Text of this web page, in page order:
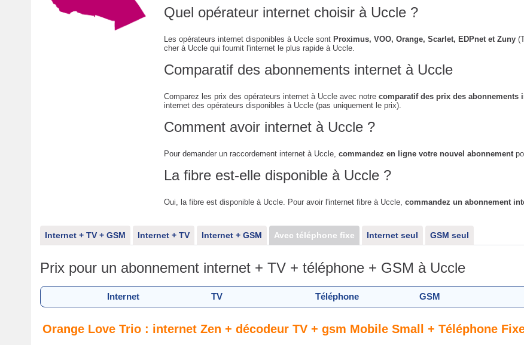
Quel opérateur internet choisir à Uccle ?
Les opérateurs internet disponibles à Uccle sont Proximus, VOO, Orange, Scarlet, EDPnet et Zuny
cher à Uccle qui fournit l'internet le plus rapide à Uccle.
Comparatif des abonnements internet à Uccle
Comparez les prix des opérateurs internet à Uccle avec notre comparatif des prix des abonnements
internet des opérateurs disponibles à Uccle (pas uniquement le prix).
Comment avoir internet à Uccle ?
Pour demander un raccordement internet à Uccle, commandez en ligne votre nouvel abonnement
La fibre est-elle disponible à Uccle ?
Oui, la fibre est disponible à Uccle. Pour avoir l'internet fibre à Uccle, commandez un abonnement
Internet + TV + GSM Internet + TV Internet + GSM Avec téléphone fixe Internet seul GSM seul
Prix pour un abonnement internet + TV + téléphone + GSM à Uccle
Internet TV Téléphone GSM
Orange Love Trio : internet Zen + décodeur TV + gsm Mobile Small + Téléphone